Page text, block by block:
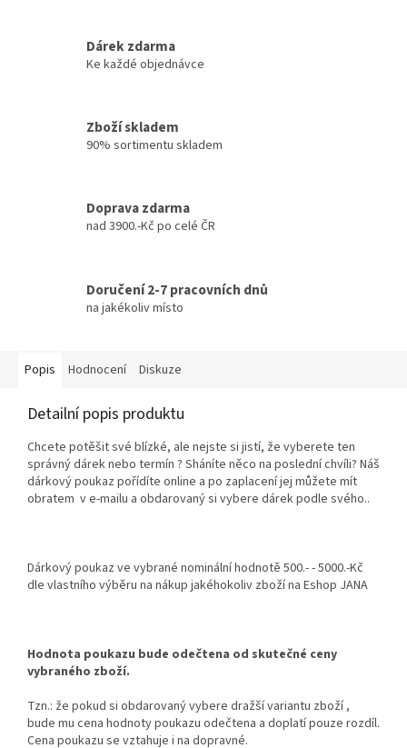
Dárek zdarma
Ke každé objednávce
Zboží skladem
90% sortimentu skladem
Doprava zdarma
nad 3900.-Kč po celé ČR
Doručení 2-7 pracovních dnů
na jakékoliv místo
Popis Hodnocení Diskuze
Detailní popis produktu
Chcete potěšit své blízké, ale nejste si jistí, že vyberete ten
správný dárek nebo termín ? Sháníte něco na poslední chvíli? Náš
dárkový poukaz pořídíte online a po zaplacení jej můžete mít
obratem v e‑mailu a obdarovaný si vybere dárek podle svého..
Dárkový poukaz ve vybrané nominální hodnotě 500.- - 5000.-Kč
dle vlastního výběru na nákup jakéhokoliv zboží na Eshop JANA
Hodnota poukazu bude odečtena od skutečné ceny
vybraného zboží.
Tzn.: že pokud si obdarovaný vybere dražší variantu zboží ,
bude mu cena hodnoty poukazu odečtena a doplatí pouze rozdíl.
Cena poukazu se vztahuje i na dopravné.